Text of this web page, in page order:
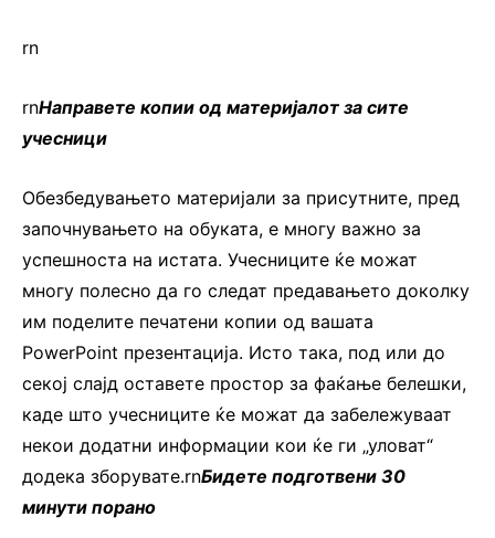
rn
rnНаправете копии од материјалот за сите
учесници
Обезбедувањето материјали за присутните, пред
започнувањето на обуката, е многу важно за
успешноста на истата. Учесниците ќе можат
многу полесно да го следат предавањето доколку
им поделите печатени копии од вашата
PowerPoint презентација. Исто така, под или до
секој слајд оставете простор за фаќање белешки,
каде што учесниците ќе можат да забележуваат
некои додатни информации кои ќе ги „уловат“
додека зборувате.rnБидете подготвени 30
минути порано